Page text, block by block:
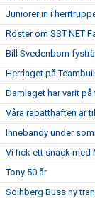
Juniorer in i
Röster om SST NET
Bill Svedenborn
Herrlaget på
Damlaget har varit
Våra rabatthäften är
Innebandy under
Vi fick ett snack med
Tony 50 år
Solhberg Buss ny